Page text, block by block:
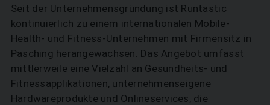
Seit der Unternehmensgründung ist Runtastic
kontinuierlich zu einem internationalen Mobile-
Health- und Fitness-Unternehmen mit Firmensitz in
Pasching herangewachsen. Das Angebot umfasst
mittlerweile eine Vielzahl an Gesundheits- und
Fitnessapplikationen, unternehmenseigene
Hardwareprodukte und Onlineservices, die